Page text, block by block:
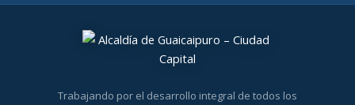
Trabajando por el desarrollo integral de todos los